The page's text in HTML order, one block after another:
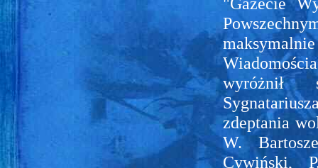
wyróżnił
zdeptania
W.
Cywiński,